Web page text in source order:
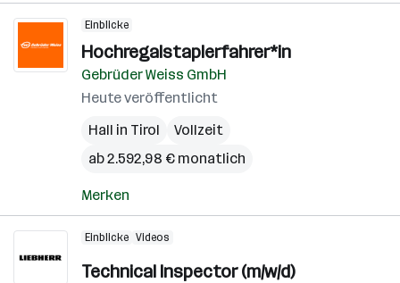
Einblicke
Hochregalstaplerfahrer*in
Gebrüder Weiss GmbH
Heute veröffentlicht
Hall in Tirol
Vollzeit
ab 2.592,98 € monatlich
Merken
Einblicke Videos
Technical Inspector (m/w/d)